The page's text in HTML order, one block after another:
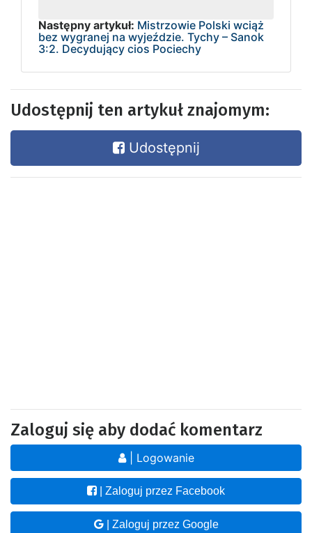
Następny artykuł: Mistrzowie Polski wciąż
bez wygranej na wyjeździe. Tychy – Sanok
3:2. Decydujący cios Pociechy
Udostępnij ten artykuł znajomym:
Udostępnij
Zaloguj się aby dodać komentarz
| Logowanie
| Zaloguj przez Facebook
| Zaloguj przez Google